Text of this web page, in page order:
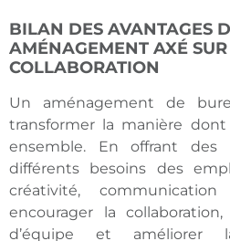
BILAN DES AVANTAGES
AMÉNAGEMENT AXÉ
COLLABORATION
Un aménagement de
transformer la manière
ensemble. En offrant des
différents besoins des
créativité,
encourager la
d’équipe et améliorer